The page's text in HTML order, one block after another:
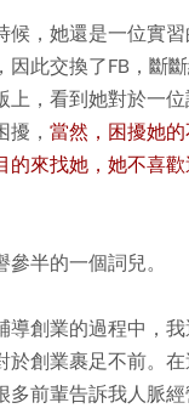
候，她還是一位實
此交換了FB，斷斷
上，看到她對於一
， 當然，困擾她
的來找她，她不喜
半的一個詞兒。
導創業的過程中，
於創業裹足不前。
多前輩告訴我人脈